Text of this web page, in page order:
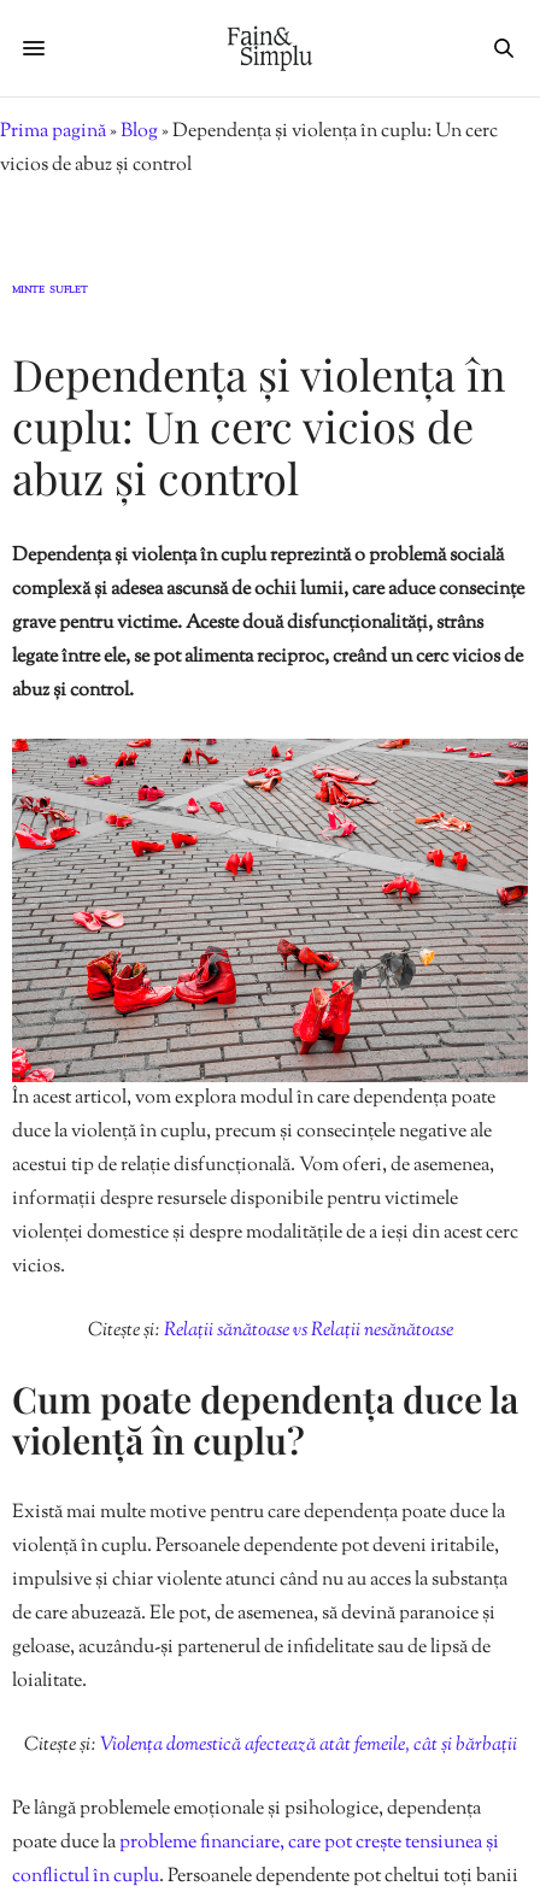
Prima pagină»Blog»Dependența și violența în cuplu: Un cerc
vicios de abuz și control
MINTE SUFLET
Dependența și violența în
cuplu: Un cerc vicios de
abuz și control
Dependența și violența în cuplu reprezintă o problemă socială
complexă și adesea ascunsă de ochii lumii, care aduce consecințe
grave pentru victime. Aceste două disfuncționalități, strâns
legate între ele, se pot alimenta reciproc, creând un cerc vicios de
abuz și control.
În acest articol, vom explora modul în care dependența poate
duce la violență în cuplu, precum și consecințele negative ale
acestui tip de relație disfuncțională. Vom oferi, de asemenea,
informații despre resursele disponibile pentru victimele
violenței domestice și despre modalitățile de a ieși din acest cerc
vicios.
Citește și:Relații sănătoase vs Relații nesănătoase
Cum poate dependența duce la
violență în cuplu?
Există mai multe motive pentru care dependența poate duce la
violență în cuplu. Persoanele dependente pot deveni iritabile,
impulsive și chiar violente atunci când nu au acces la substanța
de care abuzează. Ele pot, de asemenea, să devină paranoice și
geloase, acuzându-și partenerul de infidelitate sau de lipsă de
loialitate.
Citește și:Violența domestică afectează atât femeile, cât și bărbații
Pe lângă problemele emoționale și psihologice, dependența
poate duce laprobleme financiare, care pot crește tensiunea și
conflictul în cuplu. Persoanele dependente pot cheltui toți banii